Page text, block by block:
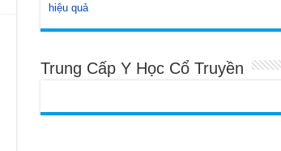
hiệu quả
Trung Cấp Y Học Cổ Truyền